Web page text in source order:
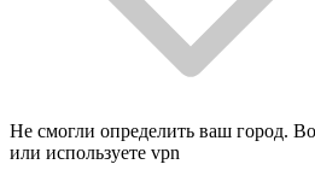
Не смогли определить ваш город.
или используете vpn